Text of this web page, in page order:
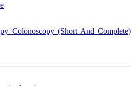
Colonoscopy (Short And Complete)